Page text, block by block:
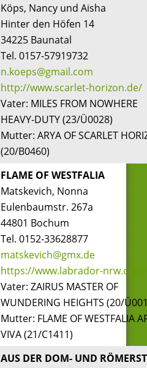
Köps, Nancy und Aisha
Hinter den Höfen 14
34225 Baunatal
Tel. 0157-57919732
n.koeps@gmail.com
http://www.scarlet-horizon.de/
Vater: MILES FROM NOWHERE
HEAVY-DUTY (23/Ü0028)
Mutter: ARYA OF SCARLET
(20/B0460)
FLAME OF WESTFALIA
Matskevich, Nonna
Eulenbaumstr. 267a
44801 Bochum
Tel. 0152-33628877
matskevich@gmx.de
https://www.labrador-nrw.com/
Vater: ZAIRUS MASTER OF
WUNDERING HEIGHTS (20/
Mutter: FLAME OF WESTFALIA
VIVA (21/C1411)
AUS DER DOM- UND